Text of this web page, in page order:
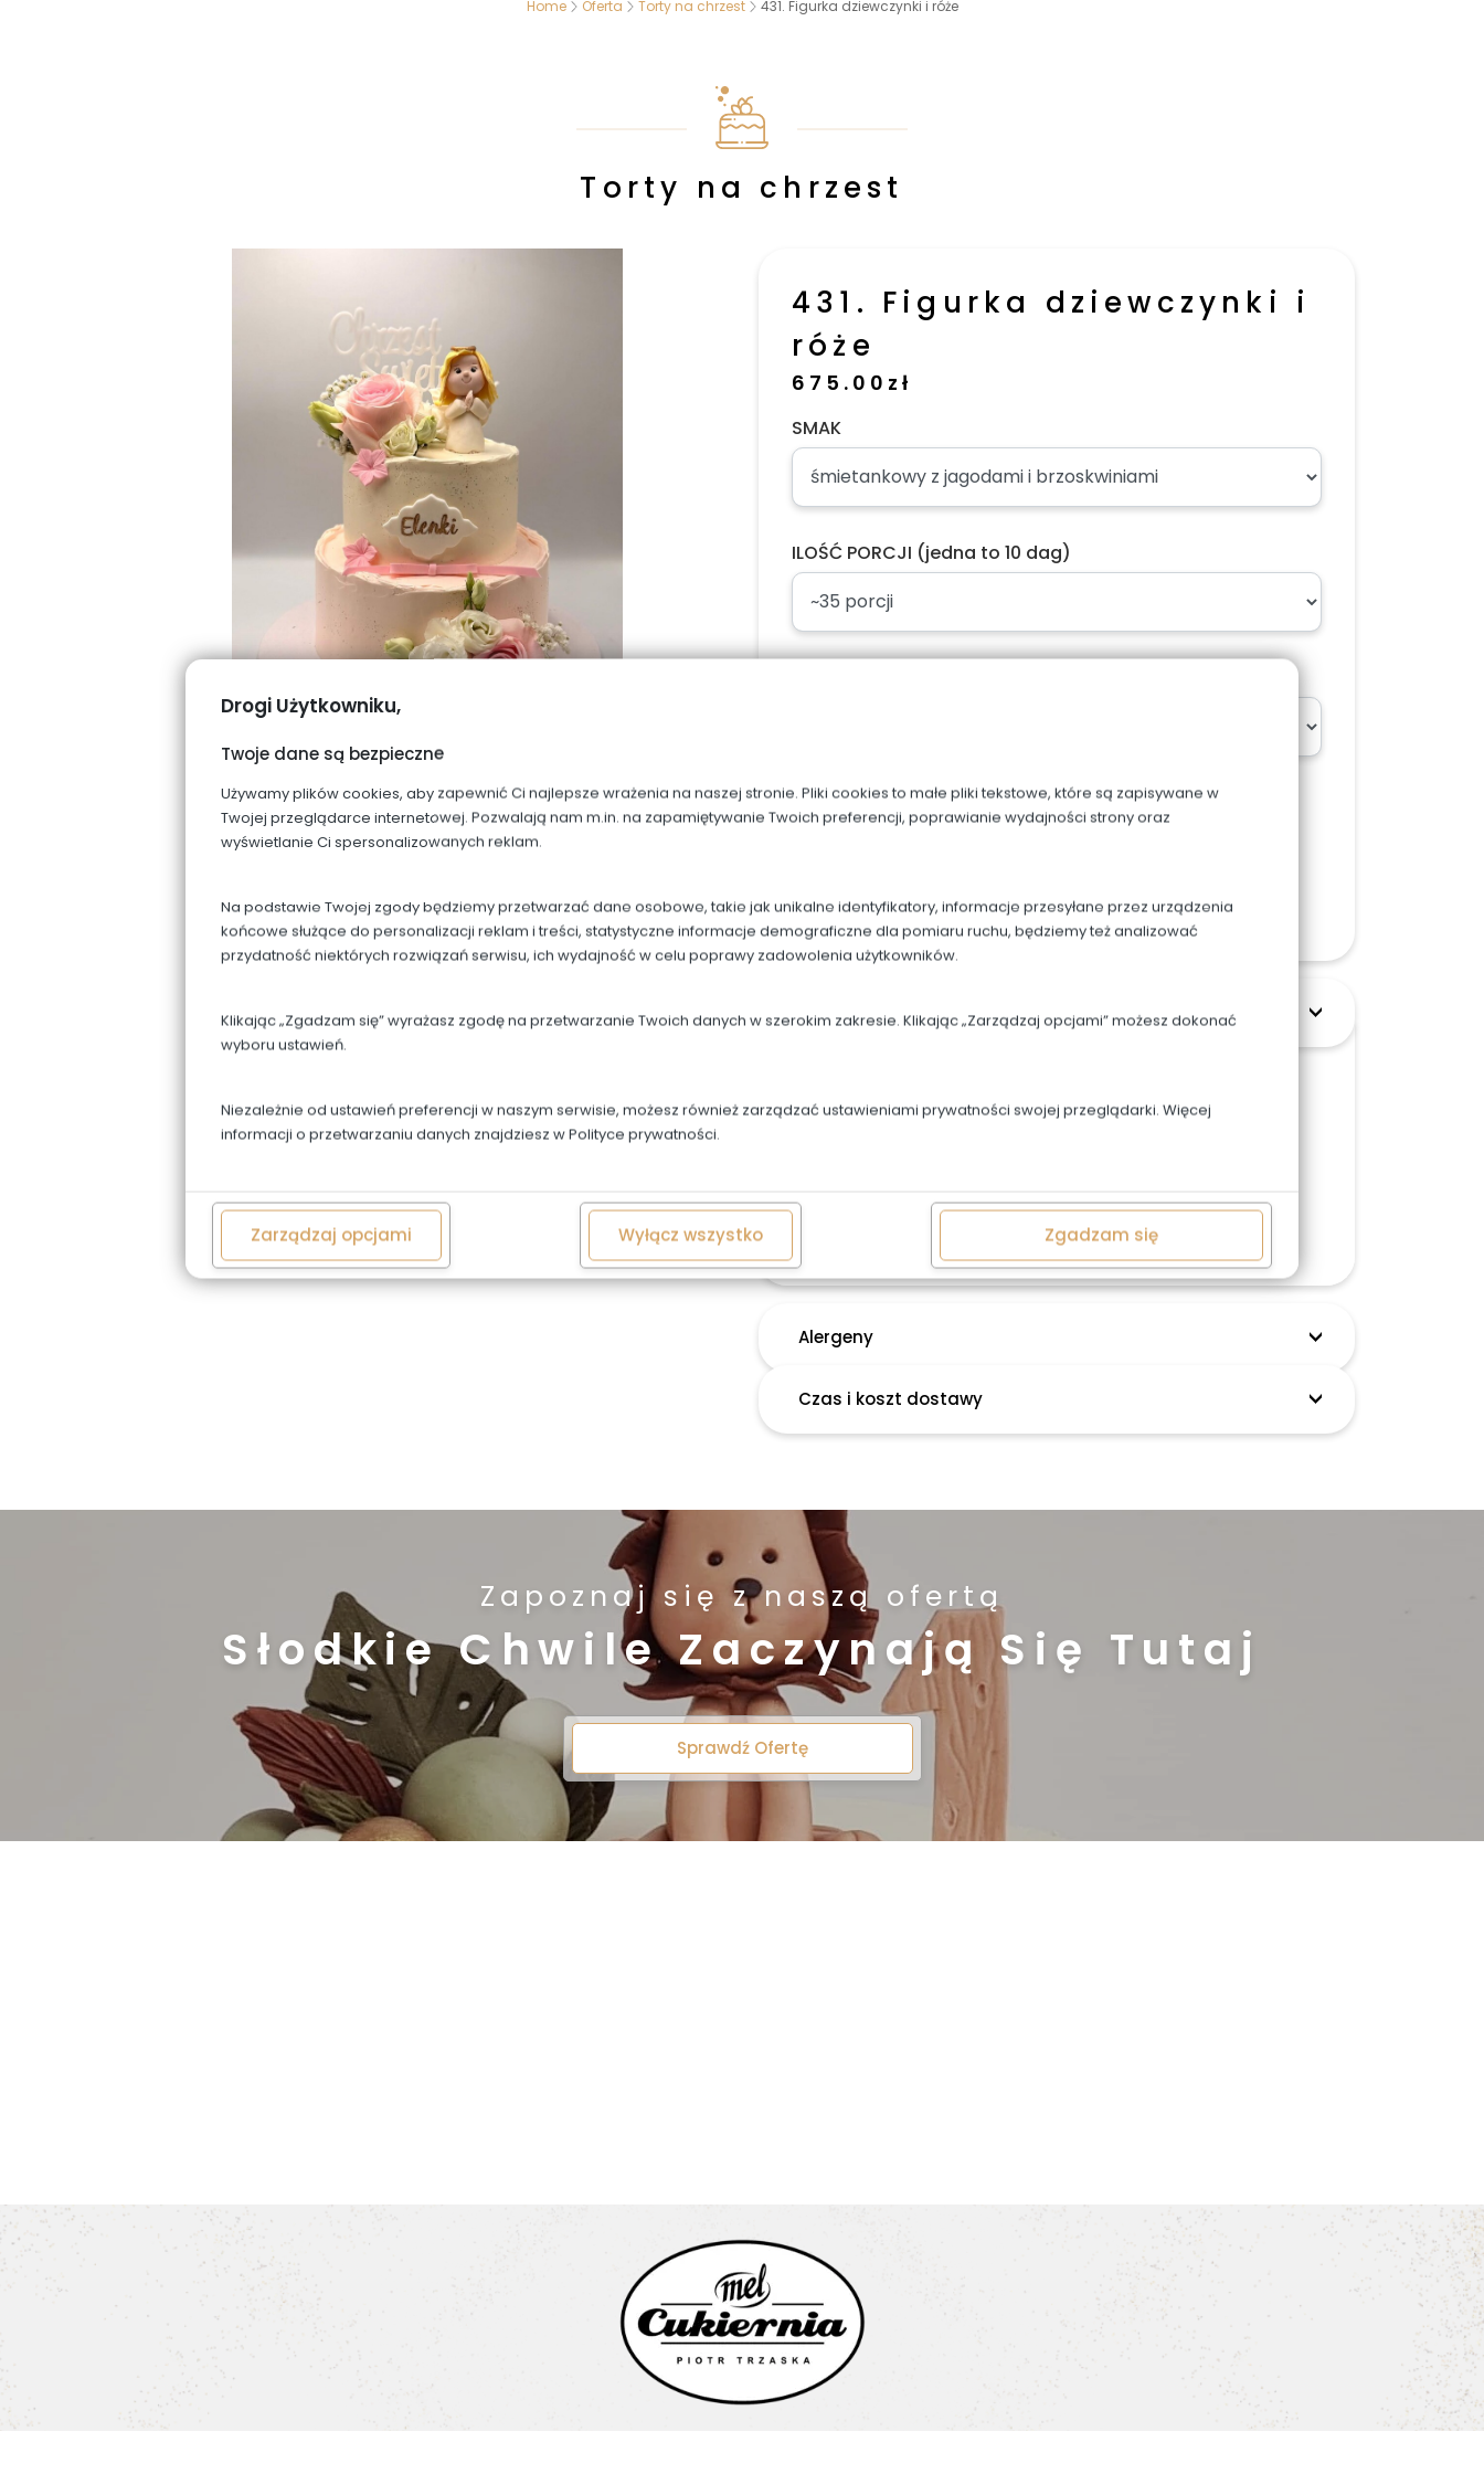
Drogi Użytkowniku,
Twoje dane są bezpieczne
Używamy plików cookies, aby zapewnić Ci najlepsze wrażenia na naszej stronie. Pliki cookies to małe pliki tekstowe, które są zapisywane w
Twojej przeglądarce internetowej. Pozwalają nam m.in. na zapamiętywanie Twoich preferencji, poprawianie wydajności strony oraz
wyświetlanie Ci spersonalizowanych reklam.
Na podstawie Twojej zgody będziemy przetwarzać dane osobowe, takie jak unikalne identyfikatory, informacje przesyłane przez urządzenia
końcowe służące do personalizacji reklam i treści, statystyczne informacje demograficzne dla pomiaru ruchu, będziemy też analizować
przydatność niektórych rozwiązań serwisu, ich wydajność w celu poprawy zadowolenia użytkowników.
Klikając „Zgadzam się” wyrażasz zgodę na przetwarzanie Twoich danych w szerokim zakresie. Klikając „Zarządzaj opcjami” możesz dokonać
wyboru ustawień.
Niezależnie od ustawień preferencji w naszym serwisie, możesz również zarządzać ustawieniami prywatności swojej przeglądarki. Więcej
informacji o przetwarzaniu danych znajdziesz wPolityce prywatności.
Zarządzaj opcjami Wyłącz wszystko Zgadzam się
Home Oferta Torty na chrzest 431. Figurka dziewczynki i róże
Torty na chrzest
431. Figurka dziewczynki i
róże
675.00 zł
SMAK
ILOŚĆ PORCJI (jedna to 10 dag)
OPIS
Możliwa jest personalizacja zamówienia. Skontaktuj się z nami
Alergeny
Czas i koszt dostawy
Zapoznaj się z naszą ofertą
Słodkie Chwile Zaczynają Się Tutaj
Sprawdź Ofertę